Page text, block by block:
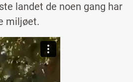
landet de noen gang har
miljøet.